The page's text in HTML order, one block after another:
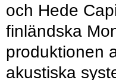
och Hede
finländska
produktionen
akustiska